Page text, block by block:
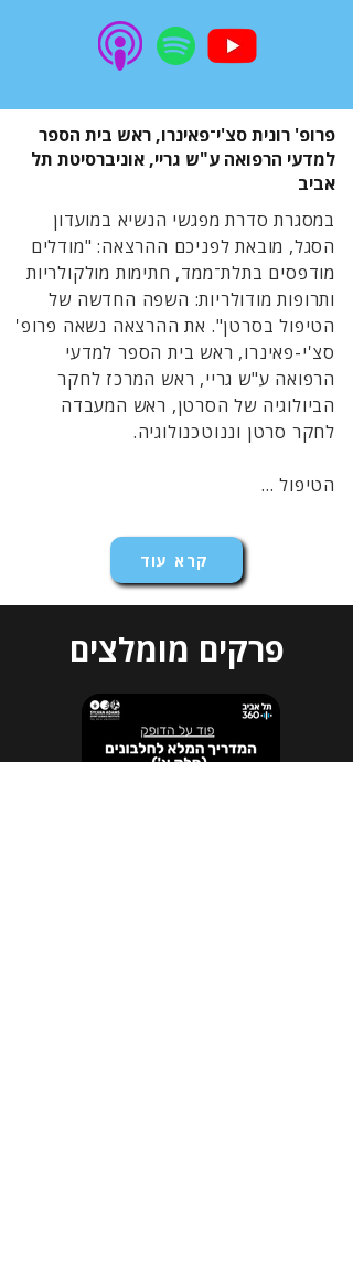
פרופ' רונית סצ'י־פאינרו, ראש בית הספר
למדעי הרפואה ע"ש גריי, אוניברסיטת תל
אביב
במסגרת סדרת מפגשי הנשיא במועדון
הסגל, מובאת לפניכם ההרצאה: "מודלים
מודפסים בתלת־ממד, חתימות מולקולריות
ותרופות מודולריות: השפה החדשה של
הטיפול בסרטן". את ההרצאה נשאה פרופ'
סצ'י-פאינרו, ראש בית הספר למדעי
הרפואה ע"ש גריי, ראש המרכז לחקר
הביולוגיה של הסרטן, ראש המעבדה
לחקר סרטן וננוטכנולוגיה.
הטיפול ...
קרא עוד
פרקים מומלצים